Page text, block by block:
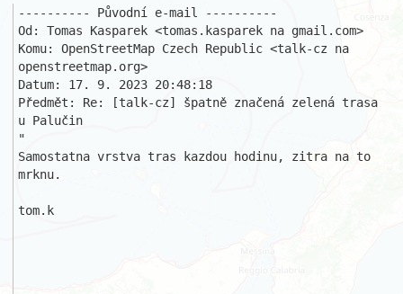
---------- Původní e-mail ----------
Od: Tomas Kasparek <tomas.kasparek na gmail.com>
Komu: OpenStreetMap Czech Republic <talk-cz na
openstreetmap.org>
Datum: 17. 9. 2023 20:48:18
Předmět: Re: [talk-cz] špatně značená zelená trasa
u Palučin
"
Samostatna vrstva tras kazdou hodinu, zitra na to
mrknu.
tom.k